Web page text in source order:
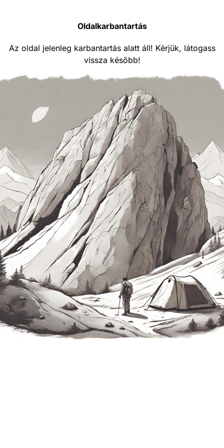
Oldalkarbantartás
Az oldal jelenleg karbantartás alatt áll! Kérjük, látogass
vissza később!